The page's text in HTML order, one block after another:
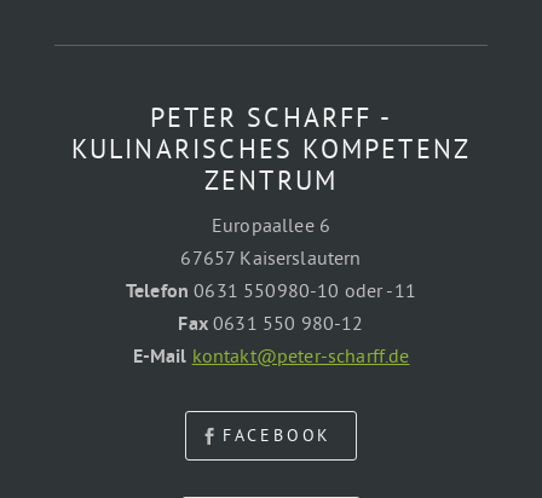
PETER SCHARFF -
KULINARISCHES KOMPETENZ
ZENTRUM
Europaallee 6
67657 Kaiserslautern
Telefon 0631 550980-10 oder -11
Fax0631 550 980-12
E-Mail kontakt@peter-scharff.de
FACEBOOK